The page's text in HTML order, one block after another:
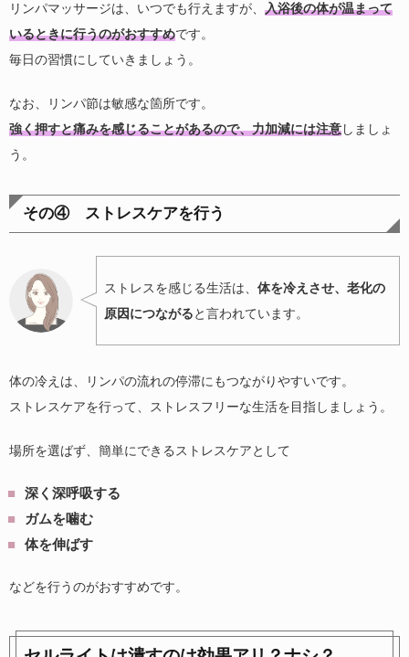
リンパマッサージは、いつでも行えますが、 入浴後の体が温まって
いるときに行うのがおすすめです。
毎日の習慣にしていきましょう。
なお、リンパ節は敏感な箇所です。
強く押すと痛みを感じることがあるので、力加減には注意しましょ
う。
その④ ストレスケアを行う
ストレスを感じる生活は、 体を冷えさせ、老化の
原因につながると言われています。
体の冷えは、リンパの流れの停滞にもつながりやすいです。
ストレスケアを行って、ストレスフリーな生活を目指しましょう。
場所を選ばず、簡単にできるストレスケアとして
深く深呼吸する
ガムを噛む
体を伸ばす
などを行うのがおすすめです。